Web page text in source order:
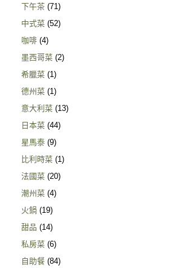
下午茶 (71)
中式菜 (52)
咖啡 (4)
墨西哥菜 (2)
希臘菜 (1)
德州菜 (1)
意大利菜 (13)
日本菜 (44)
星馬泰 (9)
比利時菜 (1)
法國菜 (20)
潮州菜 (4)
火鍋 (19)
甜品 (14)
私房菜 (6)
自助餐 (84)